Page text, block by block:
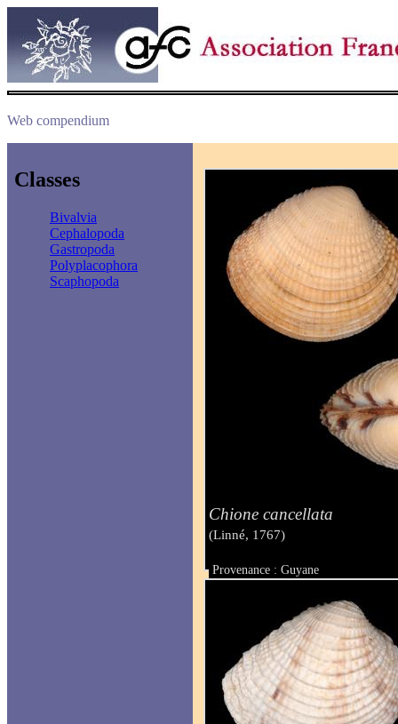
Web compendium
Classes
Bivalvia
Cephalopoda
Gastropoda
Polyplacophora
Scaphopoda
Chione cancellata
(Linné, 1767)
Provenance : Guyane
Taille : 11 mm